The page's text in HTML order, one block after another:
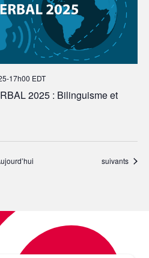
2025 : Bilinguisme et
17h00 EDT
Événements
suivants